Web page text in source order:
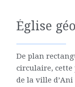
Église
De plan
circulaire,
de la ville